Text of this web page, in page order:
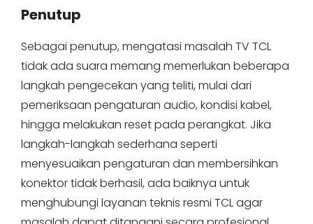
Penutup
Sebagai penutup, mengatasi masalah TV TCL
tidak ada suara memang memerlukan beberapa
langkah pengecekan yang teliti, mulai dari
pemeriksaan pengaturan audio, kondisi kabel,
hingga melakukan reset pada perangkat. Jika
langkah-langkah sederhana seperti
menyesuaikan pengaturan dan membersihkan
konektor tidak berhasil, ada baiknya untuk
menghubungi layanan teknis resmi TCL agar